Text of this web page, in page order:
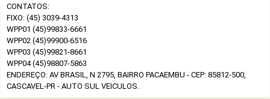
CONTATOS:
FIXO: (45) 3039-4313
WPP01 (45)99833-6661
WPP02 (45)99900-6516
WPP03 (45)99821-8661
WPP04 (45)98807-5863
ENDEREÇO: AV BRASIL, N 2795, BAIRRO PACAEMBU - CEP: 85812-500,
CASCAVEL-PR - AUTO SUL VEICULOS.